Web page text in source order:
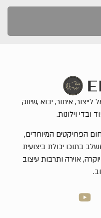
איתור, יבוא ,שיווק
ובדי וילונות.
הפרויקטים המיוחדים,
בתוכו יכולת ביצועית
אוירה ותרבות עיצוב